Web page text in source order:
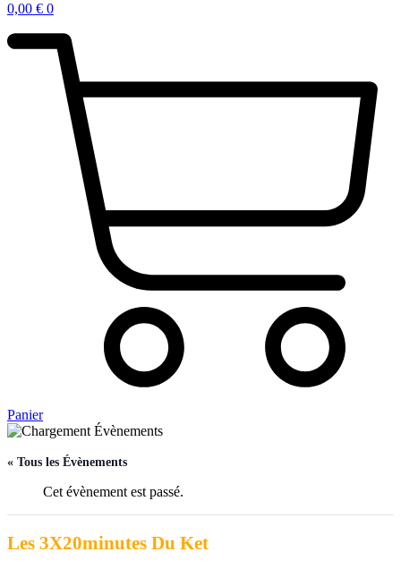
0,00 € 0
Panier
« Tous les Évènements
Cet évènement est passé.
Les 3X20minutes Du Ket